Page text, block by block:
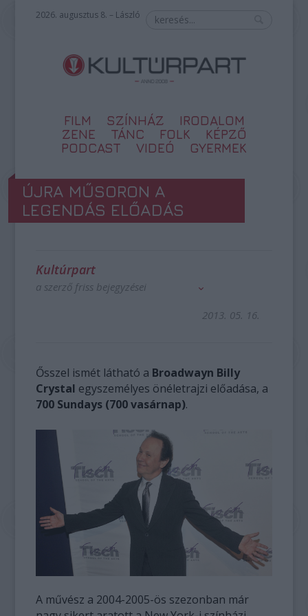
2026. augusztus 8. – László
FILM SZÍNHÁZ
IRODALOM
ZENE
TÁNC FOLK
KÉPZŐ
PODCAST
VIDEÓ GYERMEK
ÚJRA MŰSORON A
LEGENDÁS ELŐADÁS
Kultúrpart
a szerző friss bejegyzései
2013. 05. 16.
Ősszel ismét látható a Broadwayn Billy
Crystal egyszemélyes önéletrajzi előadása, a
700 Sundays (700 vasárnap).
A művész a 2004-2005-ös szezonban már